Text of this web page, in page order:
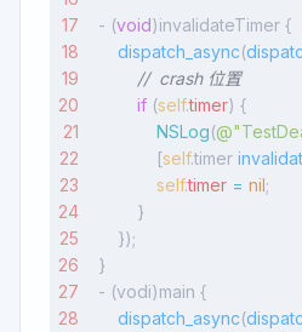
- (void)invalidateTimer {
    dispatch_async
(
        //  crash 位置
        if
(self.timer) {
            NSLog
(
            [
self.timer
            self
.timer = nil;
        }
    });
}
- (vodi)main {
    dispatch_async
(